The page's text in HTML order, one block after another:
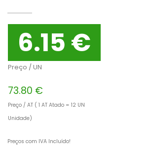
6.15 €
Preço / UN
73.80 €
Preço / AT ( 1 AT Atado = 12 UN
Unidade)
Preços com IVA Incluído!